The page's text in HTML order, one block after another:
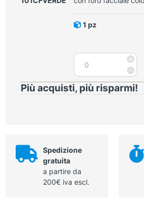
facciale
quantità
1 pz
-
Lettino
fisioterapia
e
VERDE
+
Più acquisti, più risparmi!
Spedizione
gratuita
a partire da
200€ iva escl.